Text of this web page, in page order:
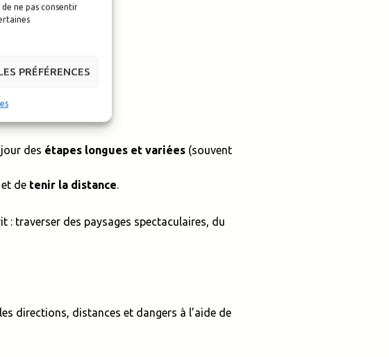
ne pas consentir
PRÉFÉRENCES
des étapes longues et variées (souvent
et de tenir la distance.
: traverser des paysages spectaculaires, du
directions, distances et dangers à l’aide de